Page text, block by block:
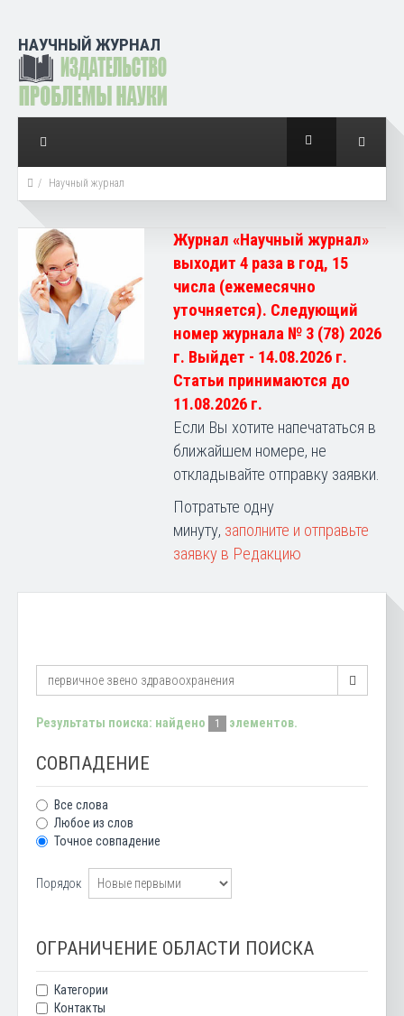
НАУЧНЫЙ ЖУРНАЛ
Научный журнал
Журнал «Научный журнал»
выходит 4 раза в год, 15
числа (ежемесячно
уточняется). Следующий
номер журнала № 3 (78) 2026
г. Выйдет - 14.08.2026 г.
Статьи принимаются до
11.08.2026 г.
Если Вы хотите напечататься в
ближайшем номере, не
откладывайте отправку заявки.
Потратьте одну
минуту, заполните и отправьте
заявку в Редакцию
Результаты поиска: найдено 1 элементов.
СОВПАДЕНИЕ
Все слова
Любое из слов
Точное совпадение
Порядок
ОГРАНИЧЕНИЕ ОБЛАСТИ ПОИСКА
Категории
Контакты